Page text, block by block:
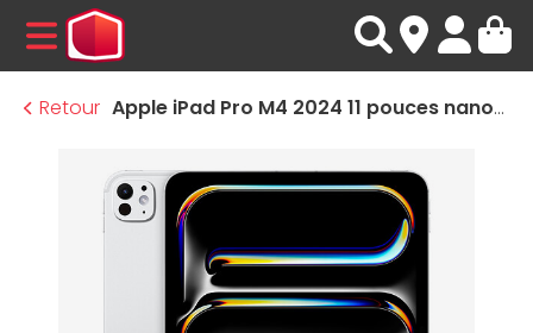
MENU
Retour
Apple iPad Pro M4 2024 11 pouces nano-texturé Wi-Fi + Cellular - 1 To - Argent